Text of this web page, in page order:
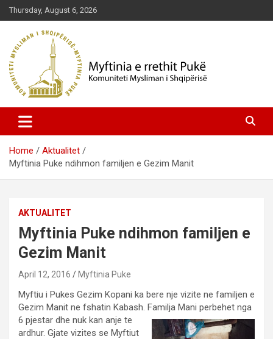
Skip
to
content
Thursday, August 6, 2026
Myftinia Pukë | Faqja Zyrtare
Home
Aktualitet
Myftinia Puke ndihmon familjen e Gezim Manit
AKTUALITET
Myftinia Puke ndihmon familjen e
Gezim Manit
April 12, 2016 Myftinia Puke
Myftiu i Pukes Gezim Kopani ka bere nje vizite ne familjen e
Gezim Manit ne fshatin Kabash. Familja Mani perbehet nga
6 pjestar dhe nuk kan anje te
ardhur. Gjate vizites se Myftiut